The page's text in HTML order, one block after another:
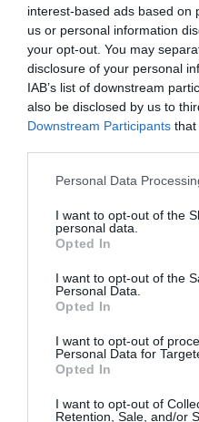
interest-based ads based on
us or personal information
your opt-out. You may
disclosure of your personal
IAB’s list of downstream
also be disclosed by us to
Downstream Participants that
Personal Data
I want to opt-out of the
personal data.
Opted In
I want to opt-out of the
Personal Data.
Opted In
I want to opt-out of
Personal Data for
Opted In
I want to opt-out of
Retention, Sale, and/or
Ελληνες
ανοίγουν δρόμο
πατρίδα
Με εφαλτήριο ένα από
πανεπιστήμια, το
“Του νερού τα
Μεσσηνία –
12/01/2013 12:58
Σήμερα στις 14:30 θα
δεύτερο μέρος του
στην εκπομπή...